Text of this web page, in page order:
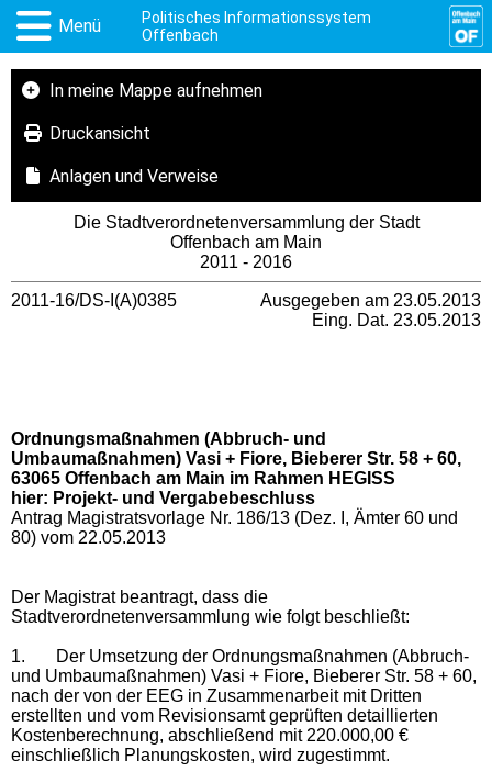
Menü
Politisches Informationssystem
Offenbach
In meine Mappe aufnehmen
Druckansicht
Anlagen und Verweise
Die Stadtverordnetenversammlung der Stadt
Offenbach am Main
2011 - 2016
2011-16/DS-I(A)0385
Ausgegeben am 23.05.2013
Eing. Dat. 23.05.2013
Ordnungsmaßnahmen (Abbruch- und
Umbaumaßnahmen) Vasi + Fiore, Bieberer Str. 58 + 60,
63065 Offenbach am Main im Rahmen HEGISS
hier: Projekt- und Vergabebeschluss
Antrag Magistratsvorlage Nr. 186/13 (Dez. I, Ämter 60 und
80) vom 22.05.2013
Der Magistrat beantragt, dass die
Stadtverordnetenversammlung wie folgt beschließt:
1.
Der Umsetzung der Ordnungsmaßnahmen (Abbruch-
und Umbaumaßnahmen) Vasi + Fiore, Bieberer Str. 58 + 60,
nach der von der EEG in Zusammenarbeit mit Dritten
erstellten und vom Revisionsamt geprüften detaillierten
Kostenberechnung, abschließend mit 220.000,00 €
einschließlich Planungskosten, wird zugestimmt.